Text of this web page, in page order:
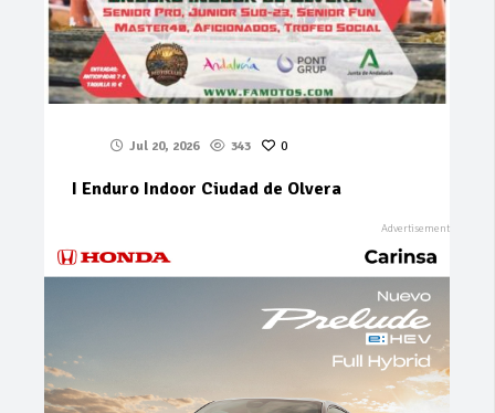
Jul 20, 2026 343 0
I Enduro Indoor Ciudad de Olvera